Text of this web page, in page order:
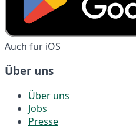
Auch für iOS
Über uns
Über uns
Jobs
Presse